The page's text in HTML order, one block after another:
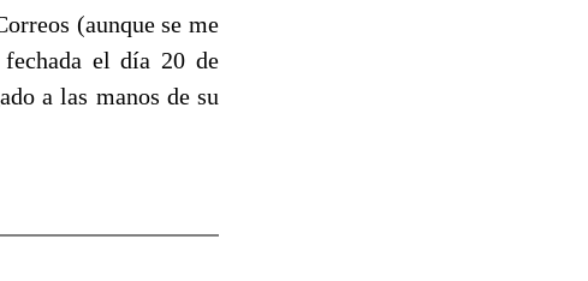
(aunque se me
el día 20 de
a las manos de su